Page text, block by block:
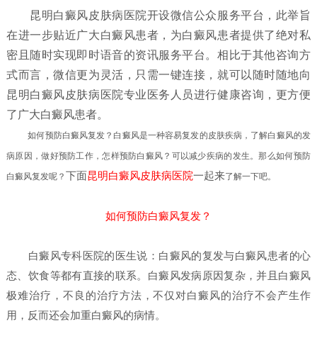
昆明白癜风皮肤病医院开设微信公众服务平台，此举旨
在进一步贴近广大白癜风患者，为白癜风患者提供了绝对私
密且随时实现即时语音的资讯服务平台。相比于其他咨询方
式而言，微信更为灵活，只需一键连接，就可以随时随地向
昆明白癜风皮肤病医院专业医务人员进行健康咨询，更方便
了广大白癜风患者。
如何预防白癜风复发？ 白癜风是一种容易复发的皮肤疾病，了解白癜风的发
病原因，做好预防工作，怎样预防白癜风？可以减少疾病的发生。那么如何预防
白癜风复发呢？ 下面昆明白癜风皮肤病医院一起来了解一下吧。
如何预防白癜风复发？
白癜风专科医院的医生说：白癜风的复发与白癜风患者的心
态、饮食等都有直接的联系。白癜风发病原因复杂，并且白癜风
极难治疗，不良的治疗方法，不仅对白癜风的治疗不会产生作
用，反而还会加重白癜风的病情。